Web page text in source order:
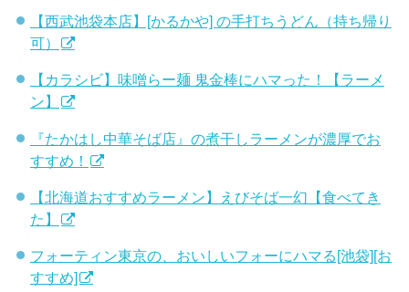
【西武池袋本店】[かるかや] の手打ちうどん（持ち帰り
可）
【カラシビ】味噌らー麺 鬼金棒にハマった！【ラーメ
ン】
『たかはし中華そば店』の煮干しラーメンが濃厚でお
すすめ！
【北海道おすすめラーメン】えびそば一幻【食べてき
た】
フォーティン東京の、おいしいフォーにハマる[池袋][お
すすめ]